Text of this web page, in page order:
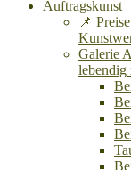
Auftragskunst
📌
Galerie
lebendig